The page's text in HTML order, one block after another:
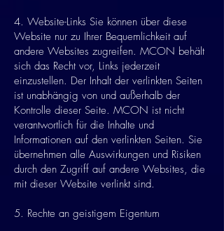
4. Website-Links Sie können über diese
Website nur zu Ihrer Bequemlichkeit auf
andere Websites zugreifen. MCON behält
sich das Recht vor, Links jederzeit
einzustellen. Der Inhalt der verlinkten Seiten
ist unabhängig von und außerhalb der
Kontrolle dieser Seite. MCON ist nicht
verantwortlich für die Inhalte und
Informationen auf den verlinkten Seiten. Sie
übernehmen alle Auswirkungen und Risiken
durch den Zugriff auf andere Websites, die
mit dieser Website verlinkt sind.
5. Rechte an geistigem Eigentum